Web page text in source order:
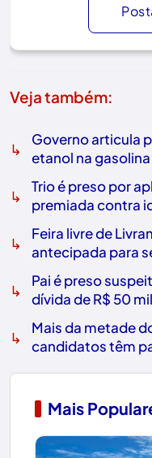
Veja também:
↳
Governo articula
etanol na
↳
Trio é preso por
premiada contra
↳
Feira livre de
antecipada para
↳
Pai é preso
dívida de R$ 50 mil
↳
Mais da metade
candidatos têm
Mais